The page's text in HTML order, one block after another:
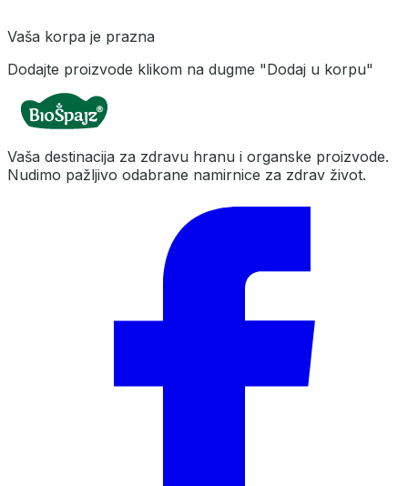
Vaša korpa je prazna
Dodajte proizvode klikom na dugme "Dodaj u korpu"
Vaša destinacija za zdravu hranu i organske proizvode.
Nudimo pažljivo odabrane namirnice za zdrav život.